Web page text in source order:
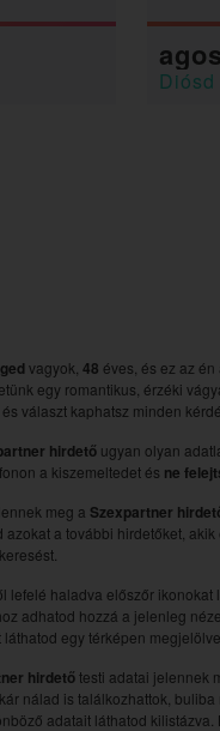
Diósd
vagyok, 48 éves, és ez az
egy romantikus, érzéki
választ kaphatsz minden
hirdető ugyan olyan
a kiszemeltedet és ne
meg a Szexpartner
azokat a további hirdetőket,
lefelé haladva előszőr
adhatod hozzá a jelenleg
egy térképen
hirdetőtesti adatai jelennek
nálad is találkozhattok,
adatait láthatod